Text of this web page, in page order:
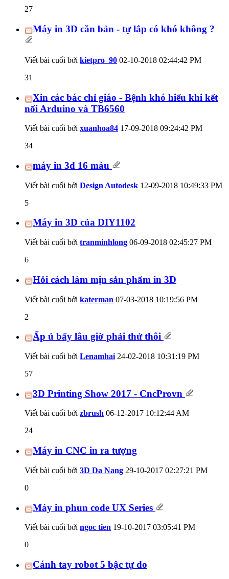
27
Máy in 3D căn bản - tự lắp có khó không ?
Viết bài cuối bởi kietpro_90 02-10-2018 02:44:42 PM
31
Xin các bác chỉ giáo - Bệnh khó hiểu khi kết
nối Arduino và TB6560
Viết bài cuối bởi xuanhoa84 17-09-2018 09:24:42 PM
34
máy in 3d 16 màu
Viết bài cuối bởi Design Autodesk 12-09-2018 10:49:33 PM
5
Máy in 3D của DIY1102
Viết bài cuối bởi tranminhlong 06-09-2018 02:45:27 PM
6
Hỏi cách làm mịn sản phẩm in 3D
Viết bài cuối bởi katerman 07-03-2018 10:19:56 PM
2
Ấp ủ bấy lâu giờ phải thử thôi
Viết bài cuối bởi Lenamhai 24-02-2018 10:31:19 PM
57
3D Printing Show 2017 - CncProvn
Viết bài cuối bởi zbrush 06-12-2017 10:12:44 AM
24
Máy in CNC in ra tượng
Viết bài cuối bởi 3D Da Nang 29-10-2017 02:27:21 PM
0
Máy in phun code UX Series
Viết bài cuối bởi ngoc tien 19-10-2017 03:05:41 PM
0
Cánh tay robot 5 bậc tự do